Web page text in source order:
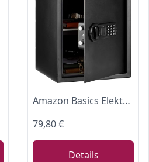
Amazon Basics Elektronischer Tresor aus Stahl mit programmierbarem digitalem Tastenfeld für Schmuck, Geld, Wertsachen, 43 l, 35 cm x 33 cm x 42 cm (B x T x H), Schwarz
79,80 €
Details